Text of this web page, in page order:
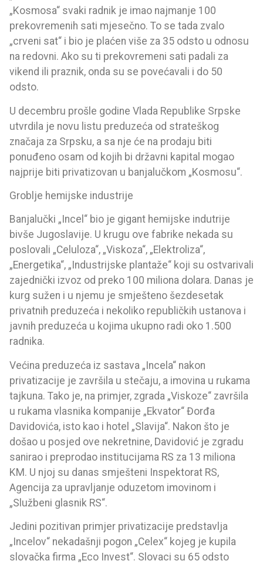
„Kosmosa“ svaki radnik je imao najmanje 100
prekovremenih sati mjesečno. To se tada zvalo
„crveni sat“ i bio je plaćen više za 35 odsto u odnosu
na redovni. Ako su ti prekovremeni sati padali za
vikend ili praznik, onda su se povećavali i do 50
odsto.
U decembru prošle godine Vlada Republike Srpske
utvrdila je novu listu preduzeća od strateškog
značaja za Srpsku, a sa nje će na prodaju biti
ponuđeno osam od kojih bi državni kapital mogao
najprije biti privatizovan u banjalučkom „Kosmosu“.
Groblje hemijske industrije
Banjalučki „Incel“ bio je gigant hemijske indutrije
bivše Jugoslavije. U krugu ove fabrike nekada su
poslovali „Celuloza“, „Viskoza“, „Elektroliza“,
„Energetika“, „Industrijske plantaže“ koji su ostvarivali
zajednički izvoz od preko 100 miliona dolara. Danas je
kurg sužen i u njemu je smješteno šezdesetak
privatnih preduzeća i nekoliko republičkih ustanova i
javnih preduzeća u kojima ukupno radi oko 1.500
radnika.
Većina preduzeća iz sastava „Incela“ nakon
privatizacije je završila u stečaju, a imovina u rukama
tajkuna. Tako je, na primjer, zgrada „Viskoze“ završila
u rukama vlasnika kompanije „Ekvator“ Đorđa
Davidovića, isto kao i hotel „Slavija“. Nakon što je
došao u posjed ove nekretnine, Davidović je zgradu
sanirao i preprodao institucijama RS za 13 miliona
KM. U njoj su danas smješteni Inspektorat RS,
Agencija za upravljanje oduzetom imovinom i
„Službeni glasnik RS“.
Jedini pozitivan primjer privatizacije predstavlja
„Incelov“ nekadašnji pogon „Celex“ kojeg je kupila
slovačka firma „Eco Invest“. Slovaci su 65 odsto